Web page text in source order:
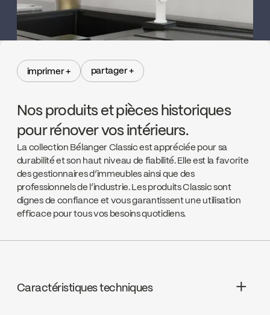
imprimer + partager +
Nos produits et pièces historiques
pour rénover vos intérieurs.
La collection Bélanger Classic est appréciée pour sa
durabilité et son haut niveau de fiabilité. Elle est la favorite
des gestionnaires d’immeubles ainsi que des
professionnels de l’industrie. Les produits Classic sont
dignes de confiance et vous garantissent une utilisation
efficace pour tous vos besoins quotidiens.
Caractéristiques techniques